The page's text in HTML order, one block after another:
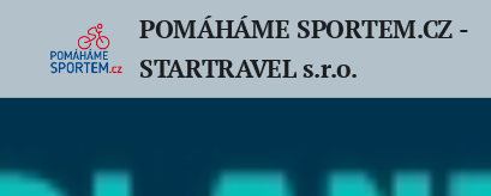
POMÁHÁME SPORTEM.CZ -
STARTRAVEL s.r.o.